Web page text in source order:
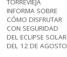
INFORMA SOBRE
CÓMO DISFRUTAR
CON SEGURIDAD
DEL ECLIPSE SOLAR
DEL 12 DE AGOSTO